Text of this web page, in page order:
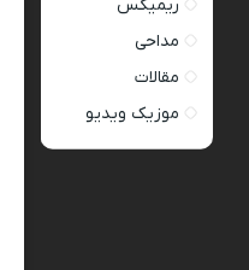
ریمیکس
مداحی
مقالات
موزیک ویدیو